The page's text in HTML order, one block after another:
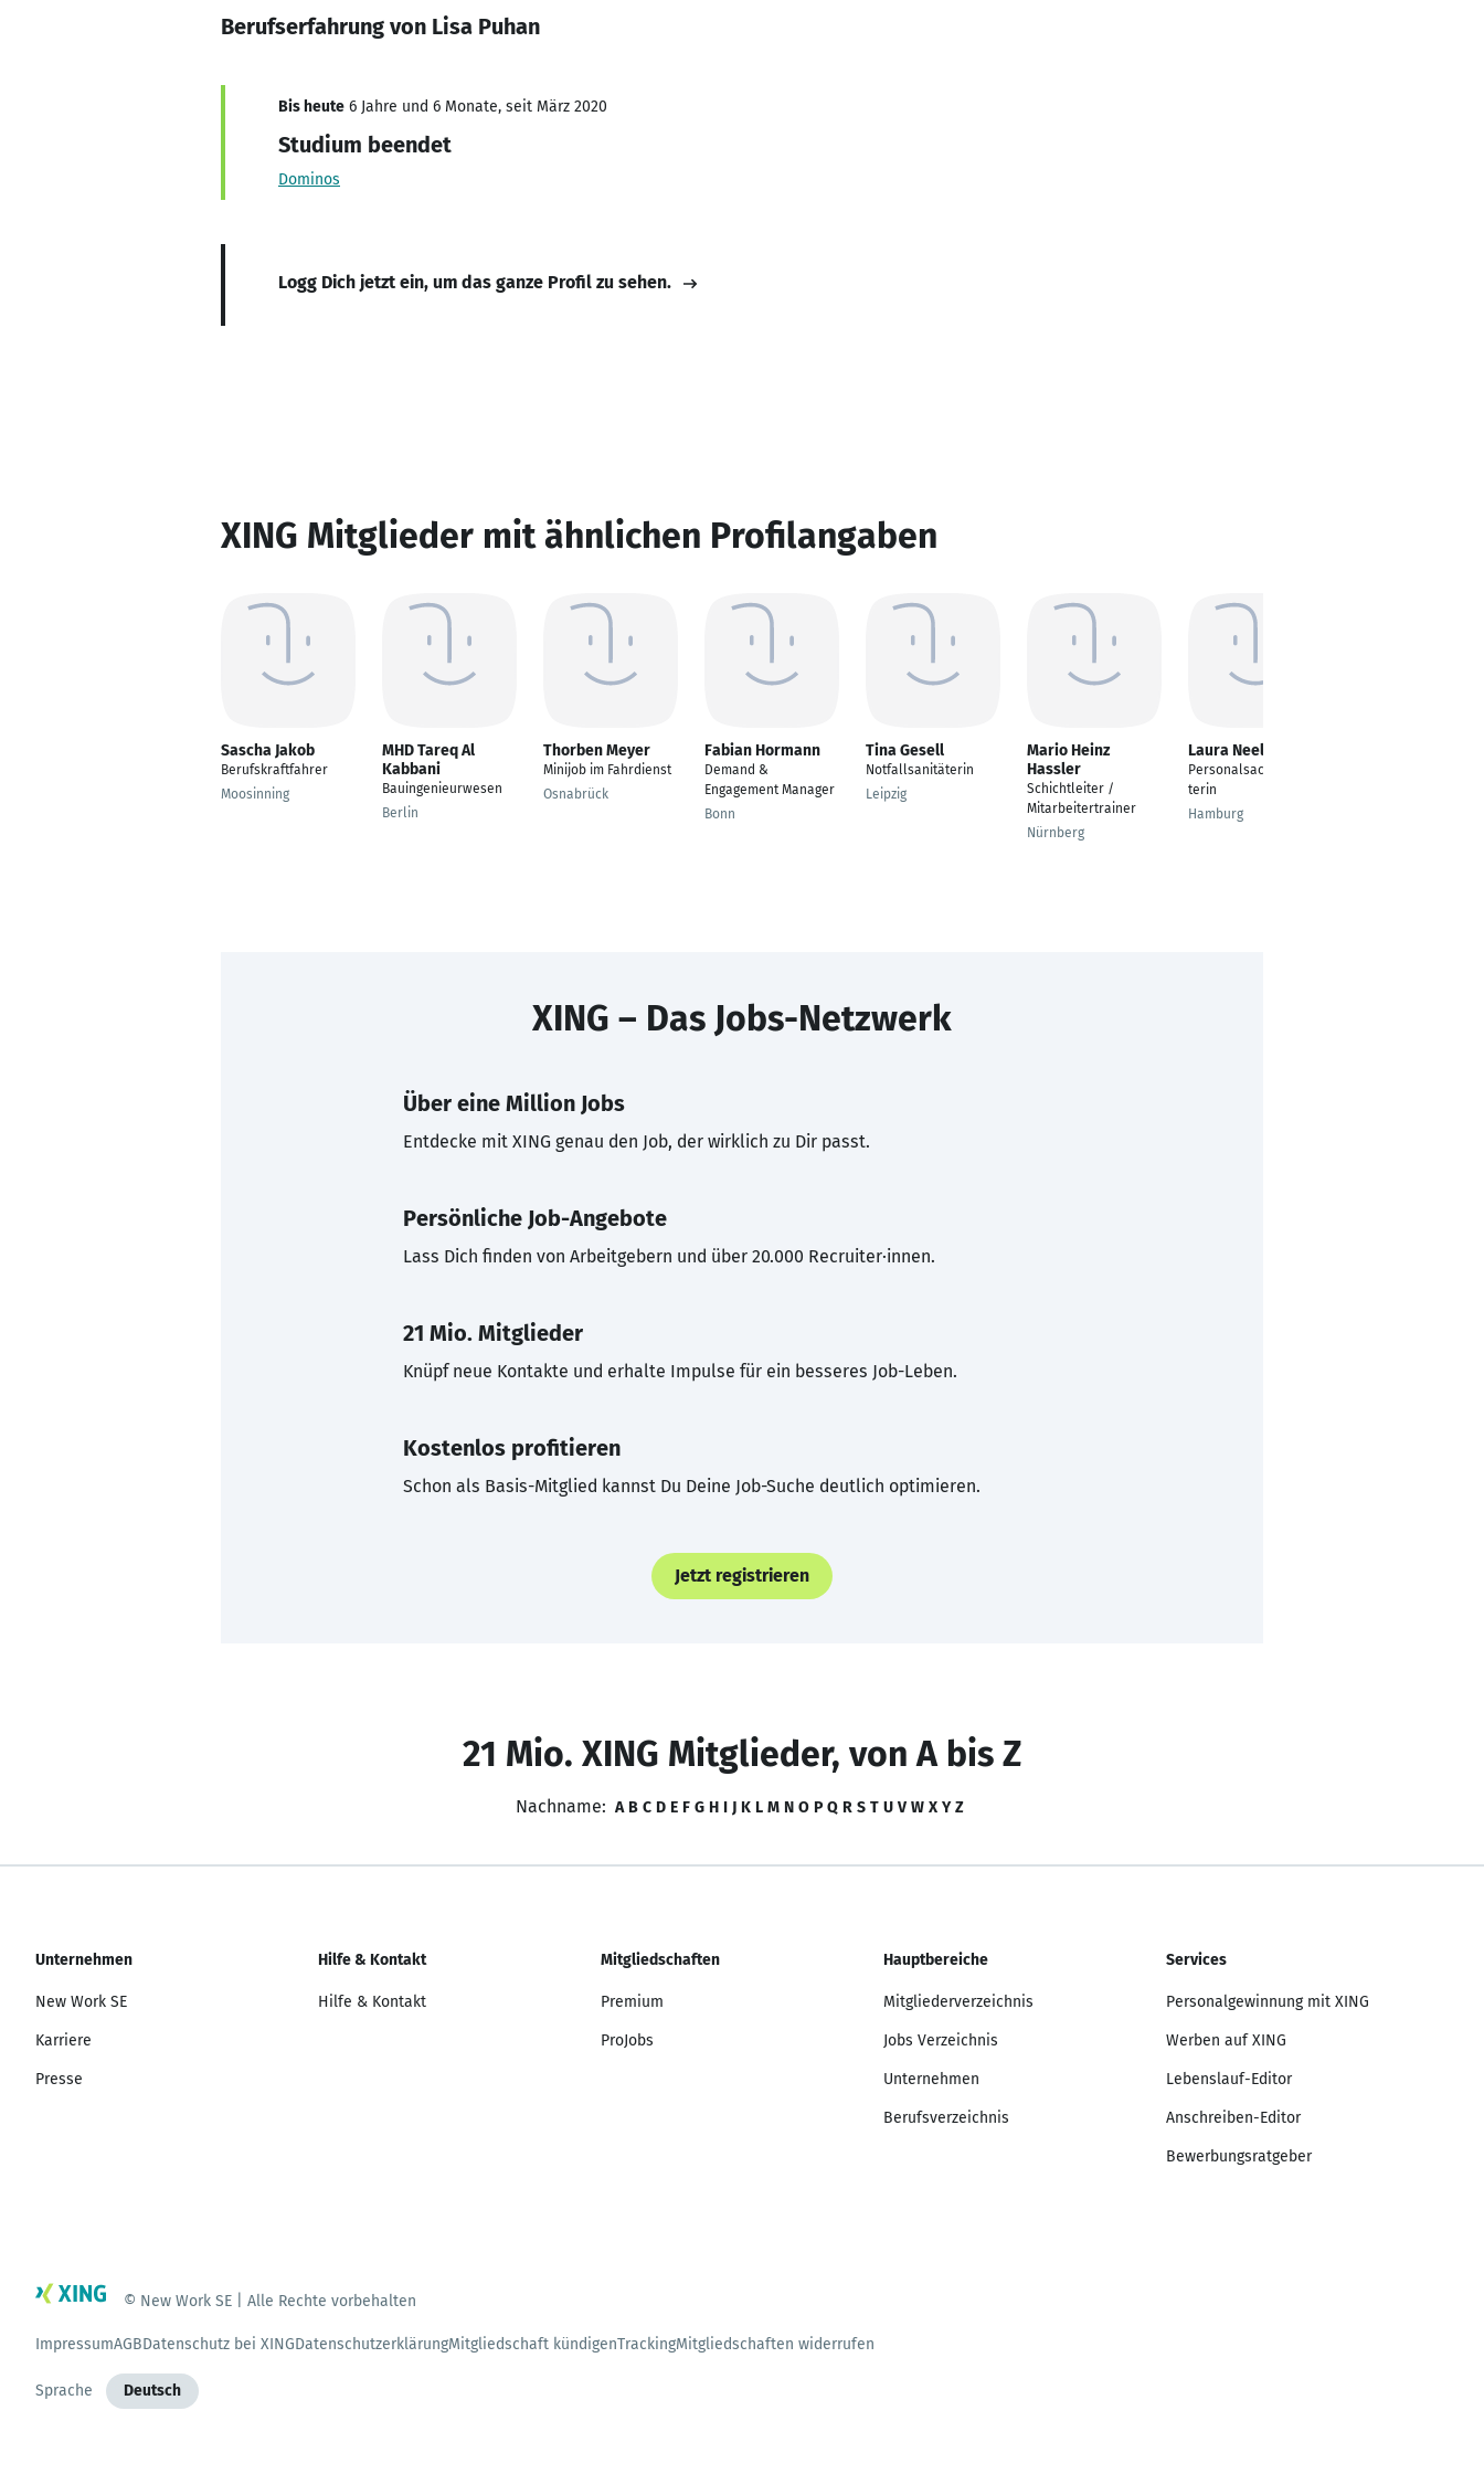
Berufserfahrung von Lisa Puhan
Bis heute 6 Jahre und 6 Monate, seit März 2020
Studium beendet
Dominos
Logg Dich jetzt ein, um das ganze Profil zu sehen.
XING Mitglieder mit ähnlichen Profilangaben
Sascha Jakob
Berufskraftfahrer
Moosinning
MHD Tareq Al
Kabbani
Bauingenieurwesen
Berlin
Thorben Meyer
Minijob im Fahrdienst
Osnabrück
Fabian Hormann
Demand &
Engagement Manager
Bonn
Tina Gesell
Notfallsanitäterin
Leipzig
Mario Heinz
Hassler
Schichtleiter /
Mitarbeitertrainer
Nürnberg
Laura Neelsen
Personalsachbearbei
terin
Hamburg
XING – Das Jobs-Netzwerk
Über eine Million Jobs
Entdecke mit XING genau den Job, der wirklich zu Dir passt.
Persönliche Job-Angebote
Lass Dich finden von Arbeitgebern und über 20.000 Recruiter·innen.
21 Mio. Mitglieder
Knüpf neue Kontakte und erhalte Impulse für ein besseres Job-Leben.
Kostenlos profitieren
Schon als Basis-Mitglied kannst Du Deine Job-Suche deutlich optimieren.
Jetzt registrieren
21 Mio. XING Mitglieder, von A bis Z
Nachname: A B C D E F G H I J K L M N O P Q R S T U V W X Y Z
Unternehmen
New Work SE
Karriere
Presse
Hilfe & Kontakt
Hilfe & Kontakt
Mitgliedschaften
Premium
ProJobs
Hauptbereiche
Mitgliederverzeichnis
Jobs Verzeichnis
Unternehmen
Berufsverzeichnis
Services
Personalgewinnung mit XING
Werben auf XING
Lebenslauf-Editor
Anschreiben-Editor
Bewerbungsratgeber
© New Work SE | Alle Rechte vorbehalten
ImpressumAGBDatenschutz bei XINGDatenschutzerklärungMitgliedschaft kündigenTrackingMitgliedschaften widerrufen
Sprache Deutsch